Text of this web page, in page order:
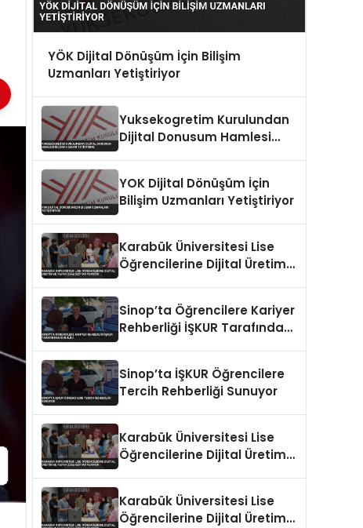
YÖK Dijital Dönüşüm İçin Bilişim
Uzmanları Yetiştiriyor
Yuksekogretim Kurulundan
Dijital Donusum Hamlesi
YOK Dijital Dönüşüm İçin
Bilişim Uzmanları Yetiştiriyor
Karabük Üniversitesi Lise
Öğrencilerine Dijital Üretim
Sinop’ta Öğrencilere Kariyer
Rehberliği İŞKUR Tarafından
Sinop’ta İŞKUR Öğrencilere
Tercih Rehberliği Sunuyor
Karabük Üniversitesi Lise
Öğrencilerine Dijital Üretim
Karabük Üniversitesi Lise
Öğrencilerine Dijital Üretim